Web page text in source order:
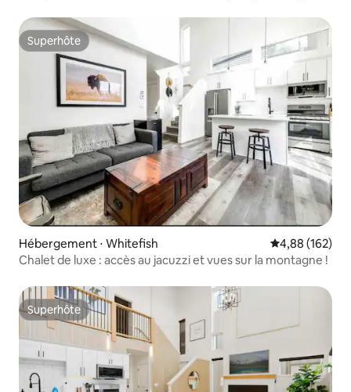
Superhôte
Superhôte
Hébergement ⋅ Whitefish Évaluation
4,88 (162)
Chalet de luxe : accès au jacuzzi et vues sur la montagne !
Superhôte
Superhôte